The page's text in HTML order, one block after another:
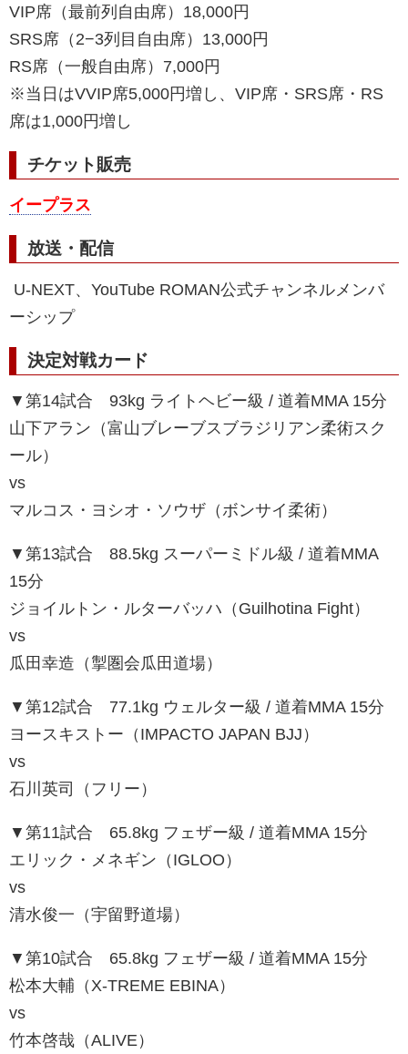
VIP席（最前列自由席）18,000円
SRS席（2−3列目自由席）13,000円
RS席（一般自由席）7,000円
※当日はVVIP席5,000円増し、VIP席・SRS席・RS
席は1,000円増し
チケット販売
イープラス
放送・配信
U-NEXT、YouTube ROMAN公式チャンネルメンバ
ーシップ
決定対戦カード
▼第14試合 93kg ライトヘビー級 / 道着MMA 15分
山下アラン（富山ブレーブスブラジリアン柔術スク
ール）
vs
マルコス・ヨシオ・ソウザ（ボンサイ柔術）
▼第13試合 88.5kg スーパーミドル級 / 道着MMA
15分
ジョイルトン・ルターバッハ（Guilhotina Fight）
vs
瓜田幸造（掣圏会瓜田道場）
▼第12試合 77.1kg ウェルター級 / 道着MMA 15分
ヨースキストー（IMPACTO JAPAN BJJ）
vs
石川英司（フリー）
▼第11試合 65.8kg フェザー級 / 道着MMA 15分
エリック・メネギン（IGLOO）
vs
清水俊一（宇留野道場）
▼第10試合 65.8kg フェザー級 / 道着MMA 15分
松本大輔（X-TREME EBINA）
vs
竹本啓哉（ALIVE）